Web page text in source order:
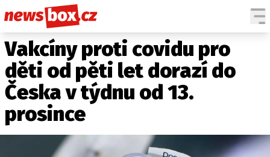
DOMÁCÍ
ZAHRANIČÍ
POČASÍ
KRIMI
EKONOMIKA
ČESKÉ CELEBRITY
SVĚTOVÉ CELEBRITY
Vakcíny proti covidu pro
děti od pěti let dorazí do
Česka v týdnu od 13.
prosince